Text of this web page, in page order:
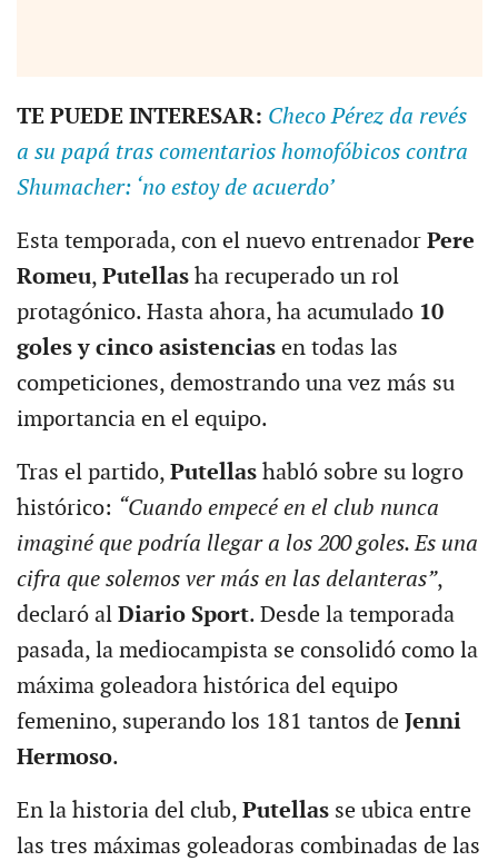
TE PUEDE INTERESAR: Checo Pérez da revés
a su papá tras comentarios homofóbicos contra
Shumacher: ‘no estoy de acuerdo’
Esta temporada, con el nuevo entrenador Pere
Romeu, Putellas ha recuperado un rol
protagónico. Hasta ahora, ha acumulado10
goles y cinco asistenciasen todas las
competiciones, demostrando una vez más su
importancia en el equipo.
Tras el partido, Putellas habló sobre su logro
histórico: “Cuando empecé en el club nunca
imaginé que podría llegar a los 200 goles. Es una
cifra que solemos ver más en las delanteras”,
declaró al Diario Sport. Desde la temporada
pasada, la mediocampista se consolidó como la
máxima goleadora histórica del equipo
femenino, superando los 181 tantos de Jenni
Hermoso.
En la historia del club, Putellas se ubica entre
las tres máximas goleadoras combinadas de las